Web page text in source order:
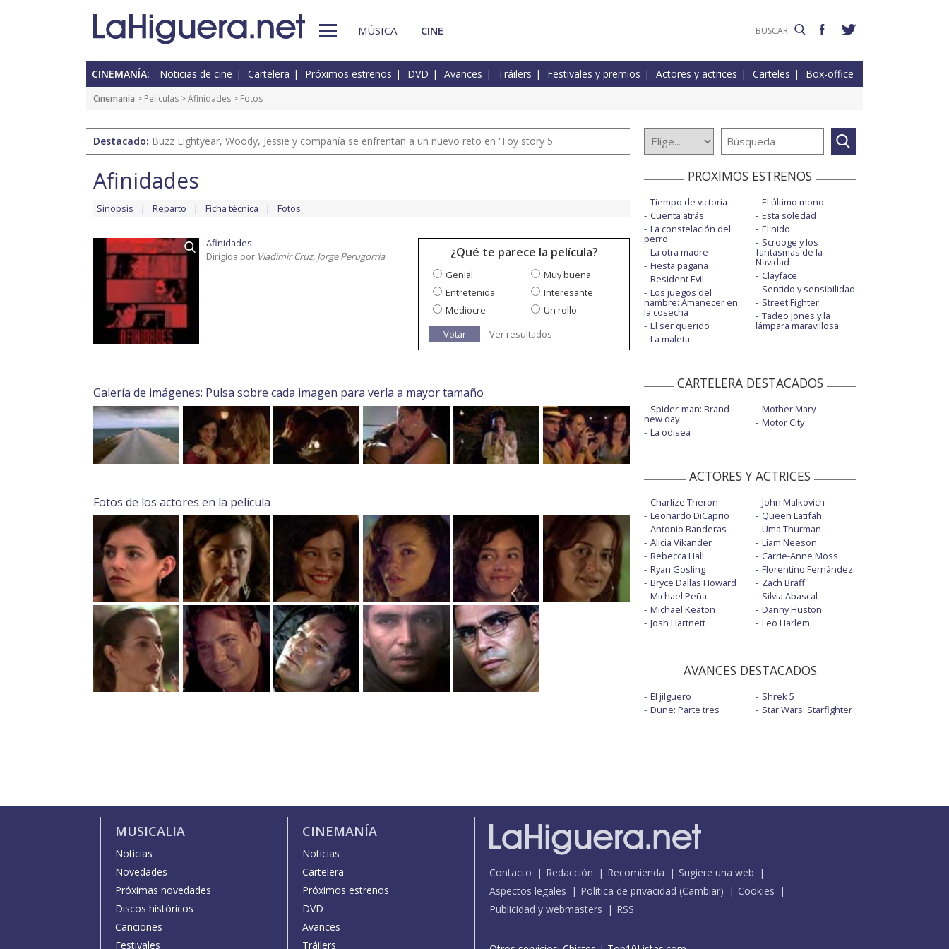
MÚSICA CINE
CINEMANÍA: Noticias de cine Cartelera Próximos estrenos DVD Avances Tráilers Festivales y premios Actores y actrices Carteles Box-office
Cinemanía > Películas >Afinidades > Fotos
Destacado: Buzz Lightyear, Woody, Jessie y compañía se enfrentan a un nuevo reto en 'Toy story 5'
Afinidades
Sinopsis Reparto Ficha técnica Fotos
Afinidades
Dirigida por Vladimir Cruz, Jorge Perugorría ¿Qué te parece la película?
Genial
Muy buena
Entretenida
Interesante
Mediocre
Un rollo
Votar
Ver resultados
Galería de imágenes: Pulsa sobre cada imagen para verla a mayor tamaño
Fotos de los actores en la película
PROXIMOS ESTRENOS
Tiempo de victoria
Cuenta atrás
La constelación del
perro
La otra madre
Fiesta pagäna
Resident Evil
Los juegos del
hambre: Amanecer en
la cosecha
El ser querido
La maleta
El último mono
Esta soledad
El nido
Scrooge y los
fantasmas de la
Navidad
Clayface
Sentido y sensibilidad
Street Fighter
Tadeo Jones y la
lámpara maravillosa
CARTELERA DESTACADOS
Spider-man: Brand
new day
La odisea
Mother Mary
Motor City
ACTORES Y ACTRICES
Charlize Theron
Leonardo DiCaprio
Antonio Banderas
Alicia Vikander
Rebecca Hall
Ryan Gosling
Bryce Dallas Howard
Michael Peña
Michael Keaton
Josh Hartnett
John Malkovich
Queen Latifah
Uma Thurman
Liam Neeson
Carrie-Anne Moss
Florentino Fernández
Zach Braff
Silvia Abascal
Danny Huston
Leo Harlem
AVANCES DESTACADOS
El jilguero
Dune: Parte tres
Shrek 5
Star Wars: Starfighter
MUSICALIA
Noticias
Novedades
Próximas novedades
Discos históricos
Canciones
Festivales
CINEMANÍA
Noticias
Cartelera
Próximos estrenos
DVD
Avances
Tráilers
Contacto Redacción Recomienda
Sugiere una web
Aspectos legales
Política de privacidad (Cambiar)
Cookies
Publicidad y webmasters
RSS